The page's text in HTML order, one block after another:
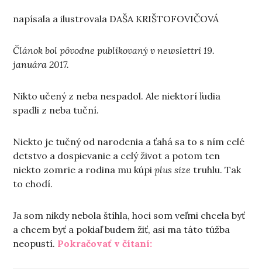
napísala a ilustrovala DAŠA KRIŠTOFOVIČOVÁ
Článok bol pôvodne publikovaný v newslettri 19.
januára 2017.
Nikto učený z neba nespadol. Ale niektorí ľudia
spadli z neba tuční.
Niekto je tučný od narodenia a ťahá sa to s ním celé
detstvo a dospievanie a celý život a potom ten
niekto zomrie a rodina mu kúpiplus size truhlu. Tak
to chodí.
Ja som nikdy nebola štíhla, hoci som veľmi chcela byť
a chcem byť a pokiaľ budem žiť, asi ma táto túžba
neopustí. Pokračovať v čítaní:„Buchta nad pohárom